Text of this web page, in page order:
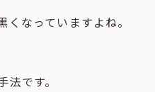
なっていますよね。
です。